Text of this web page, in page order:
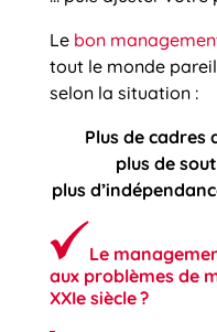
Le bon
tout le monde
selon la situation :
Plus de cadres
plus de
plus
Le
aux problèmes de
XXIe siècle ?